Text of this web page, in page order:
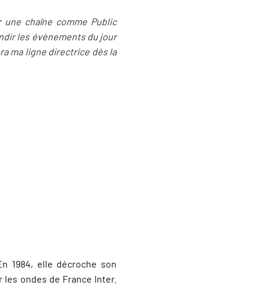
chaîne comme Public
les évènements du jour
ma ligne directrice dès la
1984, elle décroche son
ondes de France Inter.